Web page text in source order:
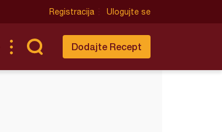
Registracija Ulogujte se
Dodajte Recept